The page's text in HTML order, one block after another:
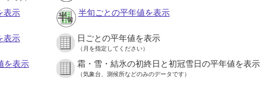
表示 半旬ごとの平年値を表示
表示 日ごとの平年値を表示
（月を指定してください）
を表示 霜・雪・結氷の初終日と初冠雪日の平年値を表示
（気象台、測候所などのみのデータです）